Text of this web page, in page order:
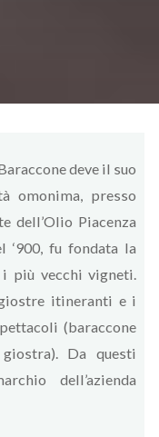
deve il suo
omonima, presso
dell’Olio Piacenza
‘900, fu fondata la
più vecchi vigneti.
itineranti e i
(baraccone
Da questi
dell’azienda